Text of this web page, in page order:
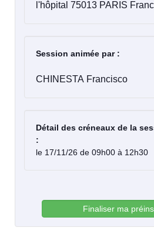
l'hôpital 75013 PARIS
Session animée par :
CHINESTA Francisco
Détail des créneaux de la
:
le 17/11/26 de 09h00 à 12h30
Finaliser ma